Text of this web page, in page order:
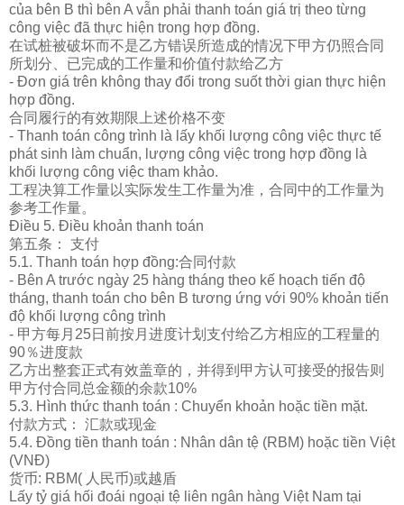
của bên B thì bên A vẫn phải thanh toán giá trị theo từng
công việc đã thực hiện trong hợp đồng.
在试桩被破坏而不是乙方错误所造成的情况下甲方仍照合同
所划分、已完成的工作量和价值付款给乙方
- Đơn giá trên không thay đổi trong suốt thời gian thực hiện
hợp đồng.
合同履行的有效期限上述价格不变
- Thanh toán công trình là lấy khối lượng công việc thực tế
phát sinh làm chuẩn, lượng công việc trong hợp đồng là
khối lượng công việc tham khảo.
工程决算工作量以实际发生工作量为准，合同中的工作量为
参考工作量。
Điều 5. Điều khoản thanh toán
第五条： 支付
5.1. Thanh toán hợp đồng:合同付款
- Bên A trước ngày 25 hàng tháng theo kế hoạch tiến độ
tháng, thanh toán cho bên B tương ứng với 90% khoản tiến
độ khối lượng công trình
- 甲方每月25日前按月 进度计划支付给乙方相应的工程量的
90％进度款
乙方出整套正式有效盖章的，并得到甲方认可接受的报告则
甲方付合同 总金额的余款10%
5.3. Hình thức thanh toán : Chuyển khoản hoặc tiền mặt.
付款方式： 汇款或现金
5.4. Đồng tiền thanh toán : Nhân dân tệ (RBM) hoặc tiền Việt
(VNĐ)
货币: RBM( 人民币)或越盾
Lấy tỷ giá hối đoái ngoại tệ liên ngân hàng Việt Nam tại